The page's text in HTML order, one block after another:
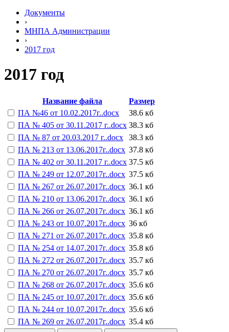
Документы
›
МНПА Администрации
›
2017 год
2017 год
Название файла
Размер
ПА №46 от 10.02.2017г..docx
38.6 кб
ПА № 405 от 30.11.2017 г..docx 38.3 кб
ПА № 87 от 20.03.2017 г..docx
38.3 кб
ПА № 213 от 13.06.2017г..docx 37.8 кб
ПА № 402 от 30.11.2017 г..docx 37.5 кб
ПА № 249 от 12.07.2017г..docx 37.5 кб
ПА № 267 от 26.07.2017г..docx 36.1 кб
ПА № 210 от 13.06.2017г..docx 36.1 кб
ПА № 266 от 26.07.2017г..docx 36.1 кб
ПА № 243 от 10.07.2017г..docx 36 кб
ПА № 271 от 26.07.2017г..docx 35.8 кб
ПА № 254 от 14.07.2017г..docx 35.8 кб
ПА № 272 от 26.07.2017г..docx 35.7 кб
ПА № 270 от 26.07.2017г..docx 35.7 кб
ПА № 268 от 26.07.2017г..docx 35.6 кб
ПА № 245 от 10.07.2017г..docx 35.6 кб
ПА № 244 от 10.07.2017г..docx 35.6 кб
ПА № 269 от 26.07.2017г..docx 35.4 кб